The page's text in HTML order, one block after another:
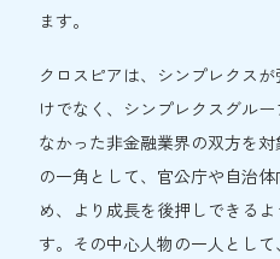
ます。
クロスピアは、シンプレクス
けでなく、シンプレクスグル
なかった非金融業界の双方を
の一角として、官公庁や自治
め、より成長を後押しできる
す。その中心人物の一人とし